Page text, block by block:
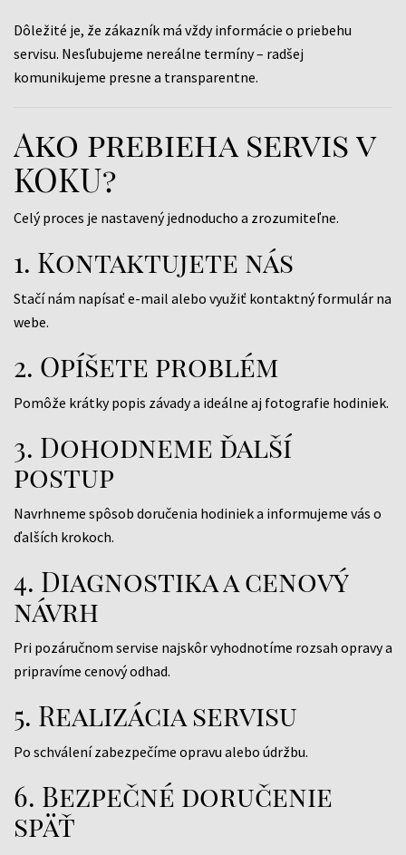
Dôležité je, že zákazník má vždy informácie o priebehu
servisu. Nesľubujeme nereálne termíny – radšej
komunikujeme presne a transparentne.
Ako prebieha servis v
KOKU?
Celý proces je nastavený jednoducho a zrozumiteľne.
1. Kontaktujete nás
Stačí nám napísať e-mail alebo využiť kontaktný formulár na
webe.
2. Opíšete problém
Pomôže krátky popis závady a ideálne aj fotografie hodiniek.
3. Dohodneme ďalší
postup
Navrhneme spôsob doručenia hodiniek a informujeme vás o
ďalších krokoch.
4. Diagnostika a cenový
návrh
Pri pozáručnom servise najskôr vyhodnotíme rozsah opravy a
pripravíme cenový odhad.
5. Realizácia servisu
Po schválení zabezpečíme opravu alebo údržbu.
6. Bezpečné doručenie
späť